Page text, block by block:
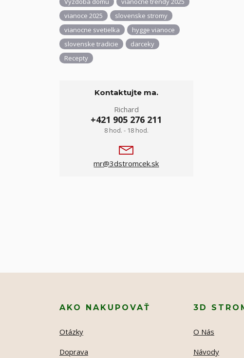
vianoce 2025
slovenske stromy
vianocne svetielka
hygge vianoce
slovenske tradicie
darceky
Recepty
Kontaktujte ma.
Richard
+421 905 276 211
8 hod. - 18 hod.
mr@3dstromcek.sk
AKO NAKUPOVAŤ
Otázky
Doprava
3D
O Nás
Návody